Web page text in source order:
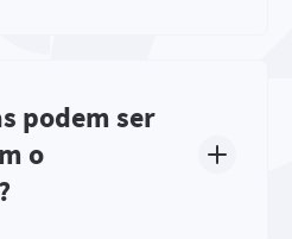
podem ser
o